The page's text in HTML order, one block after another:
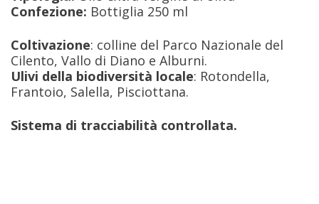
Confezione: Bottiglia 250 ml
Coltivazione: colline del Parco Nazionale del
Cilento, Vallo di Diano e Alburni.
Ulivi della biodiversità locale: Rotondella,
Frantoio, Salella, Pisciottana.
Sistema di tracciabilità controllata.